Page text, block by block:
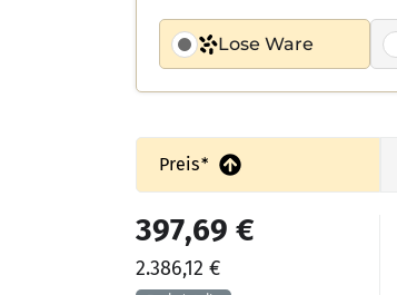
Lose Ware
Preis*
397,69 €
2.386,12 €